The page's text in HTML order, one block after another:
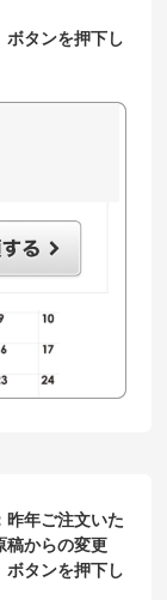
ボタンを押下し
昨年ご注文いた
稿からの変更
ボタンを押下し